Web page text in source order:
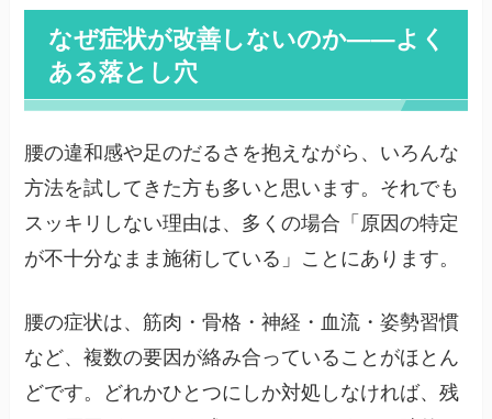
なぜ症状が改善しないのか——よく
ある落とし穴
腰の違和感や足のだるさを抱えながら、いろんな
方法を試してきた方も多いと思います。それでも
スッキリしない理由は、多くの場合「原因の特定
が不十分なまま施術している」ことにあります。
腰の症状は、筋肉・骨格・神経・血流・姿勢習慣
など、複数の要因が絡み合っていることがほとん
どです。どれかひとつにしか対処しなければ、残